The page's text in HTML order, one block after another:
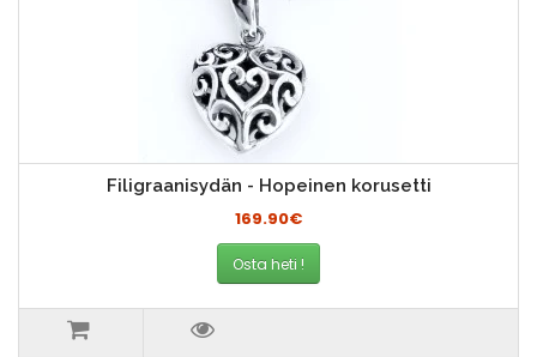
Filigraanisydän - Hopeinen korusetti
169.90€
Osta heti !